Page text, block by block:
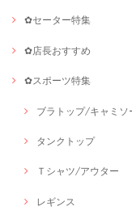
✿セーター特集
✿店長おすすめ
✿スポーツ特集
ブラトップ/キャミソ
タンクトップ
Ｔシャツ/アウター
レギンス